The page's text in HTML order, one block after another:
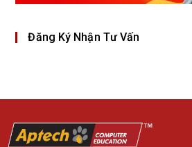
Đăng Ký Nhận Tư Vấn